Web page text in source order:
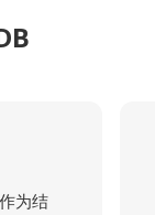
为结